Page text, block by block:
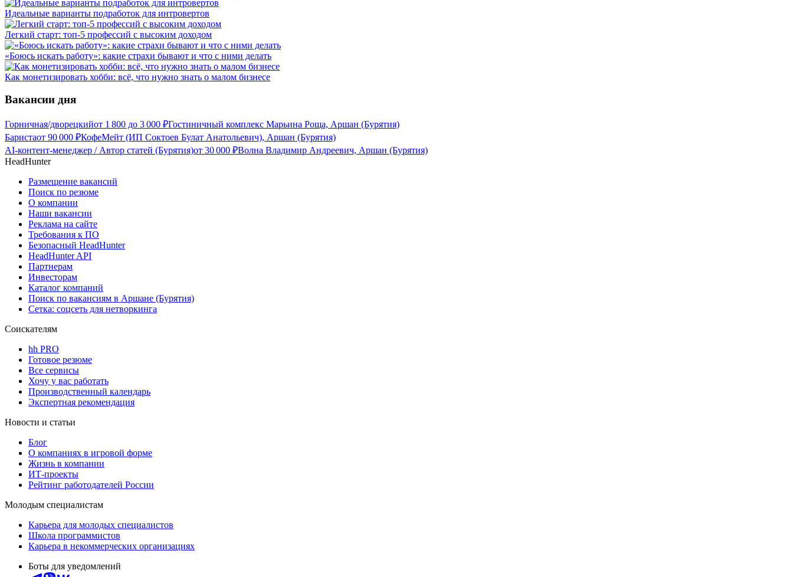
Идеальные варианты подработок для интровертов
Легкий старт: топ-5 профессий с высоким доходом
«Боюсь искать работу»: какие страхи бывают и что с ними делать
Как монетизировать хобби: всё, что нужно знать о малом бизнесе
Вакансии дня
Горничная/дворецкийот 1 800 до 3 000 ₽Гостиничный комплекс Марьина Роща, Аршан (Бурятия)
Баристаот 90 000 ₽КофеМейт (ИП Соктоев Булат Анатольевич), Аршан (Бурятия)
AI-контент-менеджер / Автор статей (Бурятия)от 30 000 ₽Волна Владимир Андреевич, Аршан (Бурятия)
HeadHunter
Размещение вакансий
Поиск по резюме
О компании
Наши вакансии
Реклама на сайте
Требования к ПО
Безопасный HeadHunter
HeadHunter API
Партнерам
Инвесторам
Каталог компаний
Поиск по вакансиям в Аршане (Бурятия)
Сетка: соцсеть для нетворкинга
Соискателям
hh PRO
Готовое резюме
Все сервисы
Хочу у вас работать
Производственный календарь
Экспертная рекомендация
Новости и статьи
Блог
О компаниях в игровой форме
Жизнь в компании
ИТ-проекты
Рейтинг работодателей России
Молодым специалистам
Карьера для молодых специалистов
Школа программистов
Карьера в некоммерческих организациях
Боты для уведомлений